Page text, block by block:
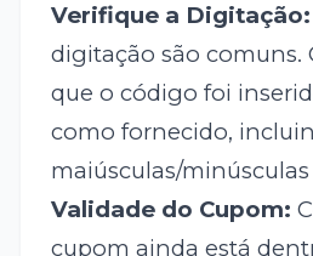
Verifique a Digitação:
digitação são comuns.
que o código foi
como fornecido,
maiúsculas/
Validade do Cupom:
cupom ainda está